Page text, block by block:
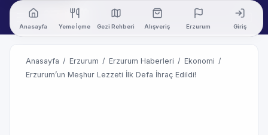
Anasayfa Yeme İçme Gezi Rehberi Alışveriş Erzurum Giriş
Anasayfa / Erzurum / Erzurum Haberleri / Ekonomi /
Erzurum’un Meşhur Lezzeti İlk Defa İhraç Edildi!